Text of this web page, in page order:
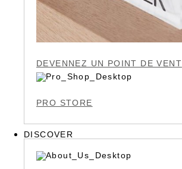
DEVENNEZ UN POINT DE VENT
PRO STORE
DISCOVER